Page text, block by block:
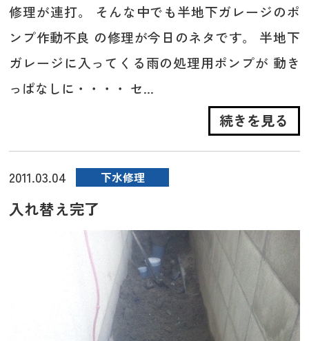
修理が連打。 そんな中でも半地下ガレージのポ
ンプ作動不良 の修理が今日のネタです。 半地下
ガレージに入ってくる雨の処理用ポンプが 動き
っぱなしに・・・・ セ...
続きを見る
2011.03.04 下水修理
入れ替え完了